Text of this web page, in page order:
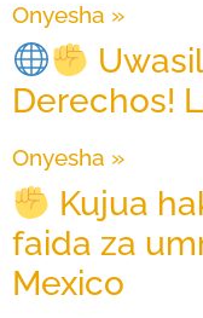
Onyesha »
Derechos!
Onyesha »
Kujua
faida za
Mexico